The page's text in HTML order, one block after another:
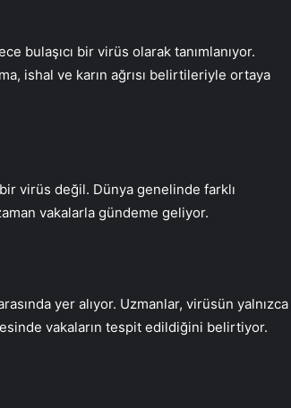
bulaşıcı bir virüs olarak tanımlanıyor.
ishal ve karın ağrısı belirtileriyle ortaya
virüs değil. Dünya genelinde farklı
vakalarla gündeme geliyor.
yer alıyor. Uzmanlar, virüsün yalnızca
vakaların tespit edildiğini belirtiyor.